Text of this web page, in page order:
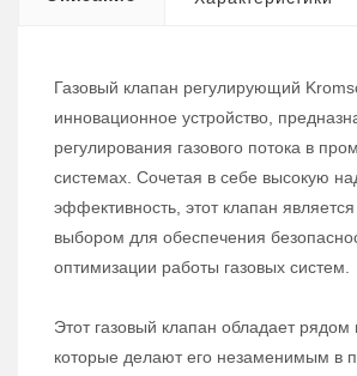
Газовый клапан регулирующий
инновационное устройство,
регулирования газового потока в
системах. Сочетая в себе высокую
эффективность, этот клапан
выбором для обеспечения
оптимизации работы газовых систем.
Этот газовый клапан обладает рядом
которые делают его незаменимым в